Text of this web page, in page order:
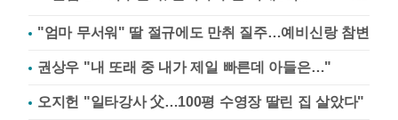
"엄마 무서워" 딸 절규에도 만취 질주…예비신랑 참변
권상우 "내 또래 중 내가 제일 빠른데 아들은…"
오지헌 "일타강사 父…100평 수영장 딸린 집 살았다"